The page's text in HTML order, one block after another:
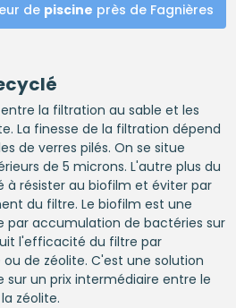
de piscine près de Fagnières
la filtration au sable et les
La finesse de la filtration dépend
de verres pilés. On se situe
de 5 microns. L'autre plus du
à résister au biofilm et éviter par
du filtre. Le biofilm est une
par accumulation de bactéries sur
l'efficacité du filtre par
de zéolite. C'est une solution
un prix intermédiaire entre le
zéolite.